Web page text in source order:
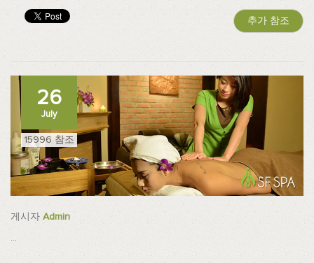
추가 참조
26
July
15996 참조
게시자 Admin
...